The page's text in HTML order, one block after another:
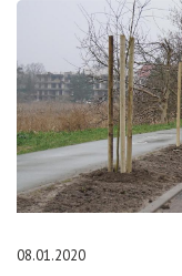
08.01.2020